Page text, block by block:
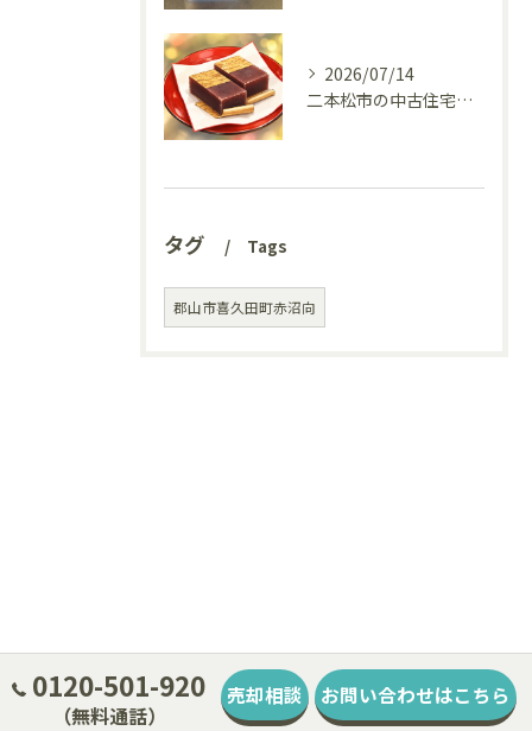
2026/07/14
二本松市の中古住宅、リフォーム前の様子を見てきました(^^♪
タグ Tags
郡山市喜久田町赤沼向
0120-501-920
（無料通話）
売却相談 お問い合わせはこちら